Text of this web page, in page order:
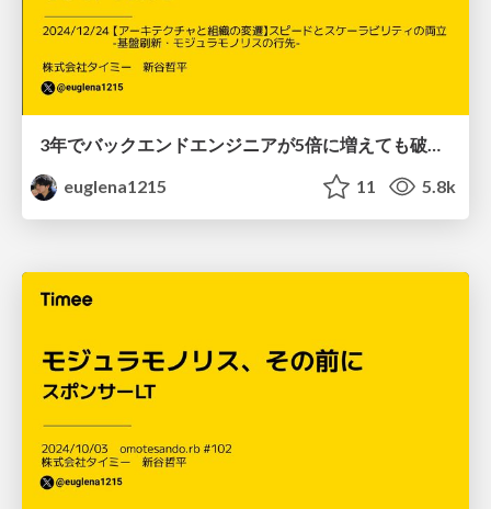
3年でバックエンドエンジニアが5倍に増えても破綻しなかったアーキテクチャ そして、これから / Software architecture that scales even with a 5x increase in backend engineers in 3 years
euglena1215
11 5.8k